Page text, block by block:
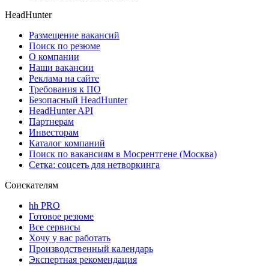
HeadHunter
Размещение вакансий
Поиск по резюме
О компании
Наши вакансии
Реклама на сайте
Требования к ПО
Безопасный HeadHunter
HeadHunter API
Партнерам
Инвесторам
Каталог компаний
Поиск по вакансиям в Мосрентгене (Москва)
Сетка: соцсеть для нетворкинга
Соискателям
hh PRO
Готовое резюме
Все сервисы
Хочу у вас работать
Производственный календарь
Экспертная рекомендация